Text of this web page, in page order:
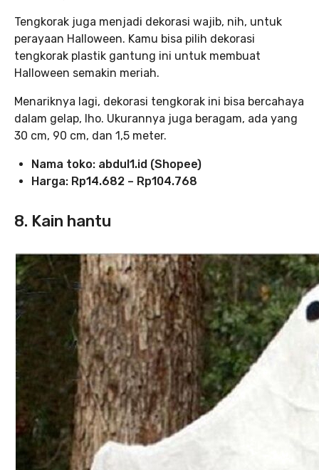
Tengkorak juga menjadi dekorasi wajib, nih, untuk
perayaan Halloween. Kamu bisa pilih dekorasi
tengkorak plastik gantung ini untuk membuat
Halloween semakin meriah.
Menariknya lagi, dekorasi tengkorak ini bisa bercahaya
dalam gelap, lho. Ukurannya juga beragam, ada yang
30 cm, 90 cm, dan 1,5 meter.
Nama toko: abdul1.id (Shopee)
Harga: Rp14.682 – Rp104.768
8. Kain hantu